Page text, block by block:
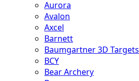
Aurora
Avalon
Axcel
Barnett
Baumgartner 3D Targets
BCY
Bear Archery